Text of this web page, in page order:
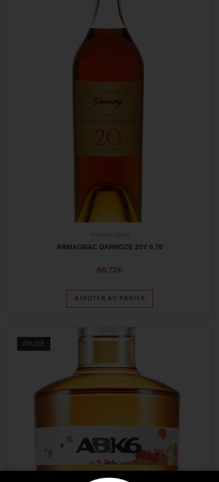
ARMAGNAC DARROZE 20Y 0.70
88,72€
AJOUTER AU PANIER
ÉPUISÉ